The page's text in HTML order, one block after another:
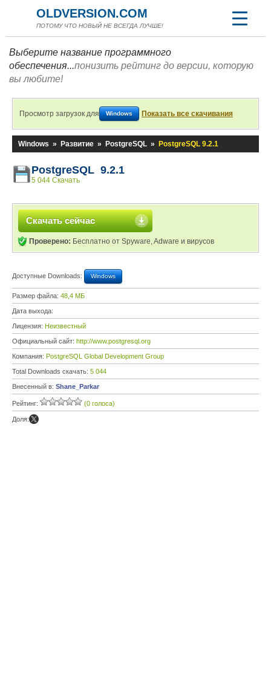
OLDVERSION.COM
ПОТОМУ ЧТО НОВЫЙ НЕ ВСЕГДА ЛУЧШЕ!
Выберите название программного
обеспечения...понизить рейтинг до версии, которую
вы любите!
Просмотр загрузок для Windows Показать все скачивания
Windows » Развитие » PostgreSQL » PostgreSQL 9.2.1
PostgreSQL 9.2.1
5 044 Скачать
Скачать сейчас
Проверено: Бесплатно от Spyware, Adware и вирусов
Доступные Downloads: Windows
Размер файла: 48,4 МБ
Дата выхода:
Лицензия: Неизвестный
Официальный сайт: http://www.postgresql.org
Компания: PostgreSQL Global Development Group
Total Downloads скачать: 5 044
Внесенный в: Shane_Parkar
Рейтинг: (0 голоса)
Доля: